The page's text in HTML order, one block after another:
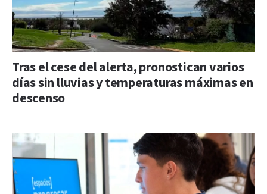
Tras el cese del alerta, pronostican varios
días sin lluvias y temperaturas máximas en
descenso